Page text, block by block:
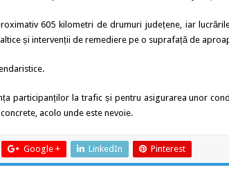
605 kilometri de drumuri județene, iar
și intervenții de remediere pe o suprafață de
participanților la trafic și pentru asigurarea unor
acolo unde este nevoie.
Google + LinkedIn Pinterest